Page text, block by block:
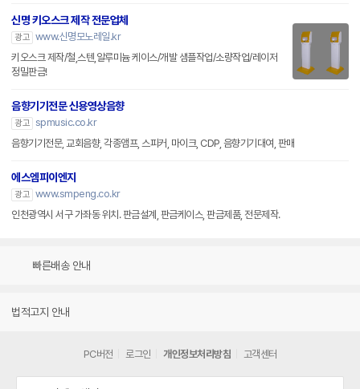
신명 키오스크 제작 전문업체
광고 www.신명모노레일.kr
키오스크 제작/철,스텐,알루미늄 케이스/개발 샘플작업/소량작업/레이저
정밀판금!
음향기기전문 신용영상음향
광고 spmusic.co.kr
음향기기전문, 교회음향, 각종앰프, 스피커, 마이크, CDP, 음향기기대여, 판매
에스엠피이엔지
광고 www.smpeng.co.kr
인천광역시 서구 가좌동 위치. 판금설계, 판금케이스, 판금제품, 전문제작.
빠른배송 안내
법적고지 안내
PC버전 로그인 개인정보처리방침 고객센터